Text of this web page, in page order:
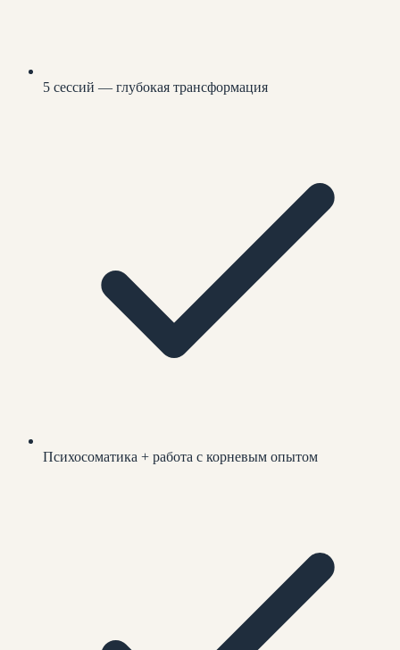
5 сессий — глубокая трансформация
Психосоматика + работа с корневым опытом